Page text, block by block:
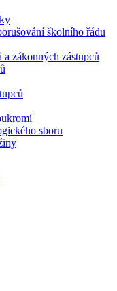
školního řádu
zákonných zástupců
sboru